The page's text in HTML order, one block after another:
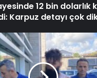
12 bin dolarlık
Karpuz detayı çok